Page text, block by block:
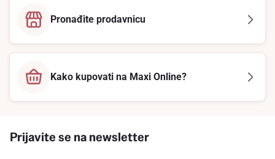
Pronađite prodavnicu
Kako kupovati na Maxi Online?
Prijavite se na newsletter